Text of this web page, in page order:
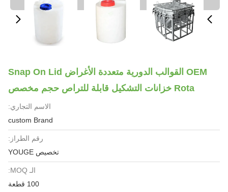
OEM القوالب الدورية متعددة الأغراض Snap On Lid
Rota خزانات التشكيل قابلة للتراص حجم مخصص
الاسم التجاري:
custom Brand
رقم الطراز:
تخصيص YOUGE
الـ MOQ:
100 قطعة